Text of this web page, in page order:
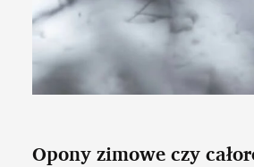
Opony zimowe czy